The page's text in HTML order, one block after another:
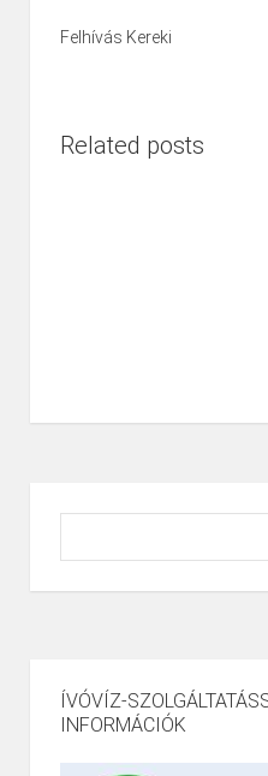
Felhívás Kereki
Related posts
ÍVÓVÍZ-
INFORMÁCIÓK